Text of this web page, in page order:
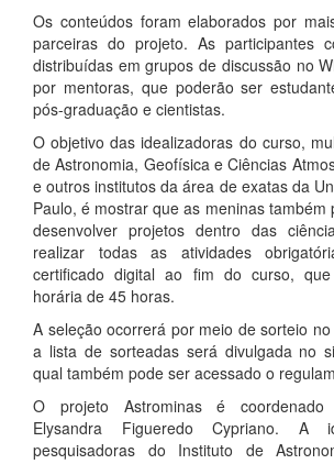
Os conteúdos foram elaborados por
parceiras do projeto. As participantes
distribuídas em grupos de discussão no
por mentoras, que poderão ser
pós-graduação e cientistas.
O objetivo das idealizadoras do curso,
de Astronomia, Geofísica e Ciências
e outros institutos da área de exatas da
Paulo, é mostrar que as meninas também
desenvolver projetos dentro das
realizar todas as atividades
certificado digital ao fim do curso,
horária de 45 horas.
A seleção ocorrerá por meio de sorteio
a lista de sorteadas será divulgada no
qual também pode ser acessado o
O projeto Astrominas é coordenado
Elysandra Figueredo Cypriano. A
pesquisadoras do Instituto de